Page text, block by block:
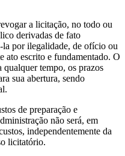
a licitação, no todo ou
derivadas de fato
por ilegalidade, de ofício ou
ato escrito e fundamentado. O
tempo, os prazos
sua abertura, sendo
de preparação e
não será, em
independentemente da
licitatório.